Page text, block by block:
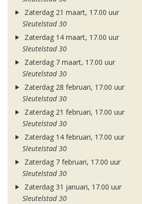
Zaterdag 21 maart, 17.00 uur
Sleutelstad 30
Zaterdag 14 maart, 17.00 uur
Sleutelstad 30
Zaterdag 7 maart, 17.00 uur
Sleutelstad 30
Zaterdag 28 februari, 17.00 uur
Sleutelstad 30
Zaterdag 21 februari, 17.00 uur
Sleutelstad 30
Zaterdag 14 februari, 17.00 uur
Sleutelstad 30
Zaterdag 7 februari, 17.00 uur
Sleutelstad 30
Zaterdag 31 januari, 17.00 uur
Sleutelstad 30